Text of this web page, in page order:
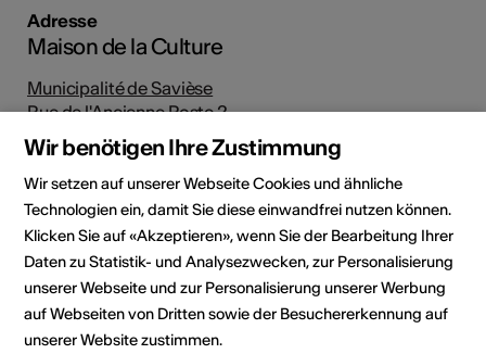
Adresse
Maison de la Culture
Municipalité de Savièse
Rue de l'Ancienne Poste 2
1965 Savièse
Telefon 027 395 45 30 (durant les heures d'ouverture)
E-Mail
Webseite
Route planen
ÖV Fahrplan
Wir benötigen Ihre Zustimmung
Wir setzen auf unserer Webseite Cookies und ähnliche
Technologien ein, damit Sie diese einwandfrei nutzen können.
Klicken Sie auf «Akzeptieren», wenn Sie der Bearbeitung Ihrer
Daten zu Statistik- und Analysezwecken, zur Personalisierung
unserer Webseite und zur Personalisierung unserer Werbung
auf Webseiten von Dritten sowie der Besuchererkennung auf
unserer Website zustimmen.